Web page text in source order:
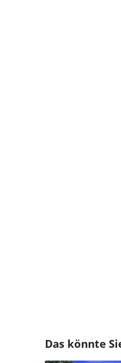
Das könnte